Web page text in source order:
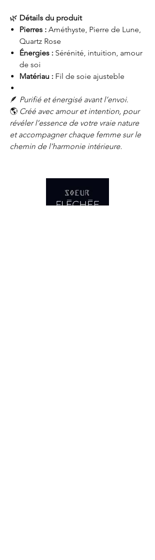
🌿 Détails du produit
Pierres : Améthyste, Pierre de Lune,
Quartz Rose
Énergies : Sérénité, intuition, amour
de soi
Matériau : Fil de soie ajusteble
🪶 Purifié et énergisé avant l’envoi.
🌎 Créé avec amour et intention, pour
révéler l’essence de votre vraie nature
et accompagner chaque femme sur le
chemin de l’harmonie intérieure.